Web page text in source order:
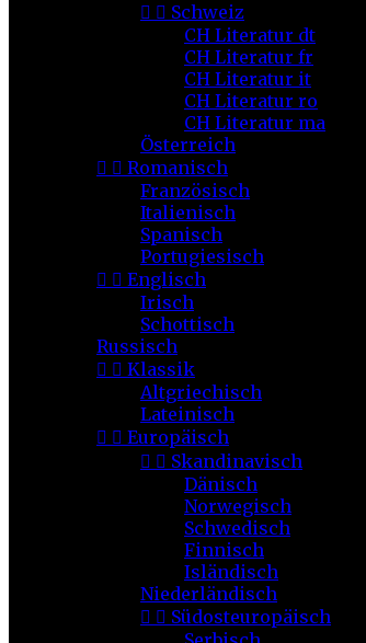
  Schweiz
CH Literatur dt
CH Literatur fr
CH Literatur it
CH Literatur ro
CH Literatur ma
Österreich
  Romanisch
Französisch
Italienisch
Spanisch
Portugiesisch
  Englisch
Irisch
Schottisch
Russisch
  Klassik
Altgriechisch
Lateinisch
  Europäisch
  Skandinavisch
Dänisch
Norwegisch
Schwedisch
Finnisch
Isländisch
Niederländisch
  Südosteuropäisch